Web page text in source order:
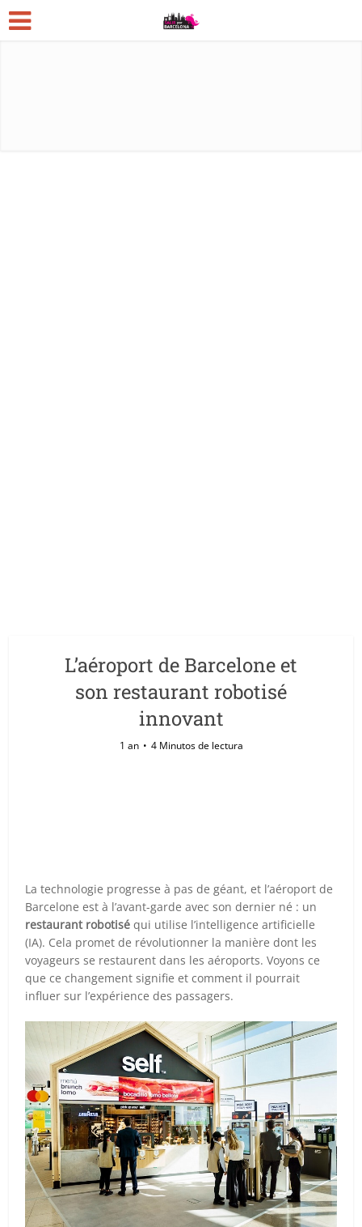
L’aéroport de Barcelone et
son restaurant robotisé
innovant
1 an 4 Minutos de lectura
La technologie progresse à pas de géant, et l’aéroport de
Barcelone est à l’avant-garde avec son dernier né : un
restaurant robotisé qui utilise l’intelligence artificielle
(IA). Cela promet de révolutionner la manière dont les
voyageurs se restaurent dans les aéroports. Voyons ce
que ce changement signifie et comment il pourrait
influer sur l’expérience des passagers.